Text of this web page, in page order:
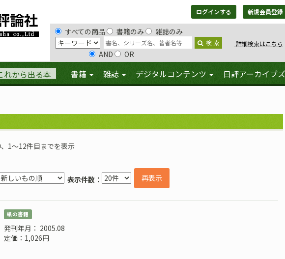
ログインする 新規会員登録
すべての商品 書籍のみ 雑誌のみ
検 索 詳細検索はこちら
AND OR
れから出る本 書籍 雑誌 デジタルコンテンツ 日評アーカイブズ
1〜12件目までを表示
表示件数： 再表示
紙の書籍
発刊年月： 2005.08
定価：1,026円